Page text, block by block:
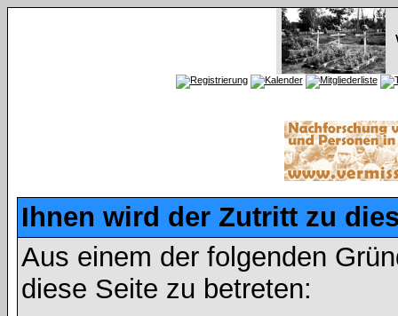
Ihnen wird der Zutritt zu
Aus einem der folgenden
diese Seite zu betreten: